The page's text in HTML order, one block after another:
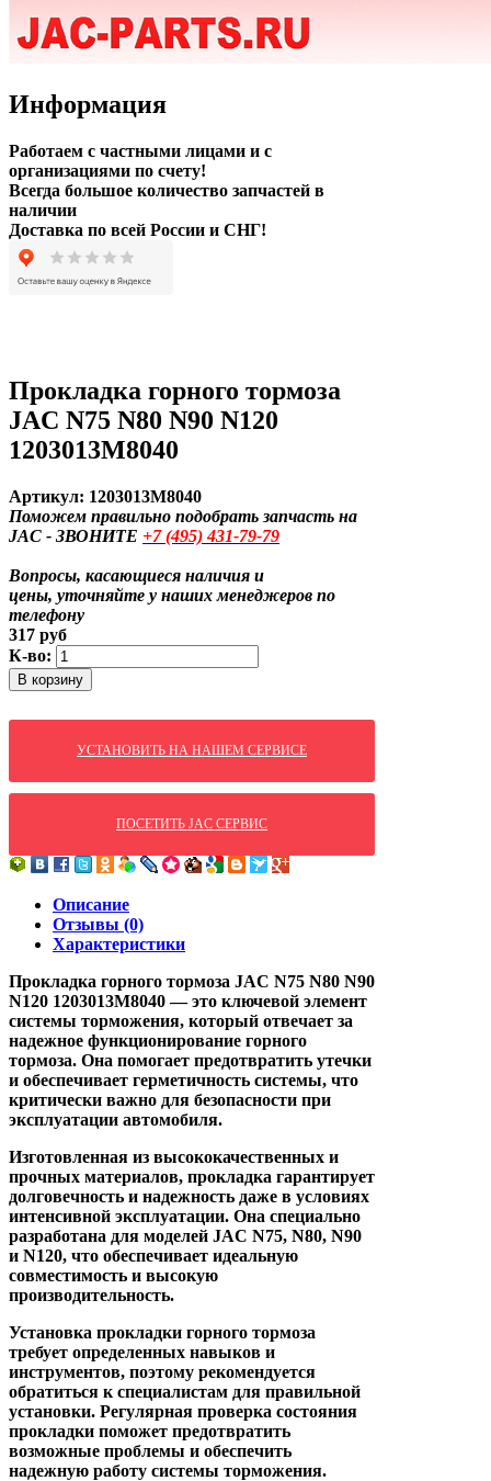
Информация
Работаем с частными лицами и с
организациями по счету!
Всегда большое количество запчастей в
наличии
Доставка по всей России и СНГ!
Прокладка горного тормоза
JAC N75 N80 N90 N120
1203013M8040
Артикул: 1203013M8040
Поможем правильно подобрать запчасть на
JAC - ЗВОНИТЕ +7(495)431-79-79
Вопросы, касающиеся наличия и
цены, уточняйте у наших менеджеров по
телефону
317 руб
К-во:
В корзину
УСТАНОВИТЬ НА НАШЕМ СЕРВИСЕ
ПОСЕТИТЬ JAC СЕРВИС
Описание
Отзывы (0)
Характеристики
Прокладка горного тормоза JAC N75 N80 N90
N120 1203013M8040 — это ключевой элемент
системы торможения, который отвечает за
надежное функционирование горного
тормоза. Она помогает предотвратить утечки
и обеспечивает герметичность системы, что
критически важно для безопасности при
эксплуатации автомобиля.
Изготовленная из высококачественных и
прочных материалов, прокладка гарантирует
долговечность и надежность даже в условиях
интенсивной эксплуатации. Она специально
разработана для моделей JAC N75, N80, N90
и N120, что обеспечивает идеальную
совместимость и высокую
производительность.
Установка прокладки горного тормоза
требует определенных навыков и
инструментов, поэтому рекомендуется
обратиться к специалистам для правильной
установки. Регулярная проверка состояния
прокладки поможет предотвратить
возможные проблемы и обеспечить
надежную работу системы торможения.